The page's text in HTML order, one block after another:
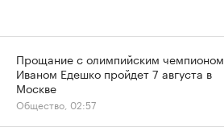
Прощание с олимпийским чемпионом
Иваном Едешко пройдет 7 августа в
Москве
Общество, 02:57